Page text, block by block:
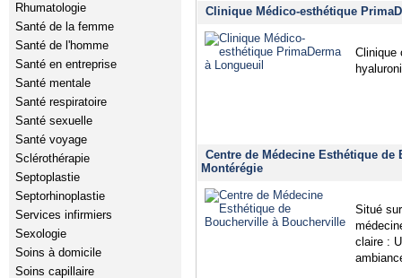
Rhumatologie
Santé de la femme
Santé de l'homme
Santé en entreprise
Santé mentale
Santé respiratoire
Santé sexuelle
Santé voyage
Sclérothérapie
Septoplastie
Septorhinoplastie
Services infirmiers
Sexologie
Soins à domicile
Soins capillaire
Clinique Médico-esthétique
Clinique
Centre de Médecine Esthétique
Montérégie
Situé
claire :